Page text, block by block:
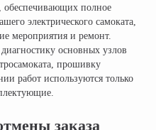
обеспечивающих полное
электрического самоката,
мероприятия и ремонт.
основных узлов
прошивку
работ используются только
заказа